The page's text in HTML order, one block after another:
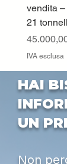
vendita
21
Prezzo
IVA esclusa
HAI
UN
Non